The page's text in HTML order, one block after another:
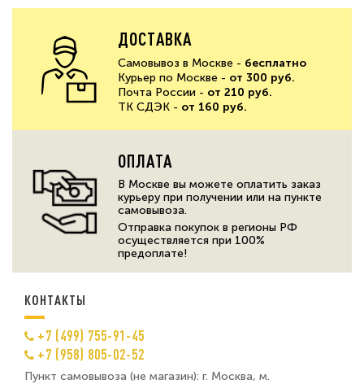
ДОСТАВКА
Самовывоз в Москве - бесплатно
Курьер по Москве - от 300 руб.
Почта России - от 210 руб.
ТК СДЭК - от 160 руб.
ОПЛАТА
В Москве вы можете оплатить заказ
курьеру при получении или на пункте
самовывоза.
Отправка покупок в регионы РФ
осуществляется при 100%
предоплате!
КОНТАКТЫ
+7 (499) 755-91-45
+7 (958) 805-02-52
Пункт самовывоза (не магазин): г. Москва, м.